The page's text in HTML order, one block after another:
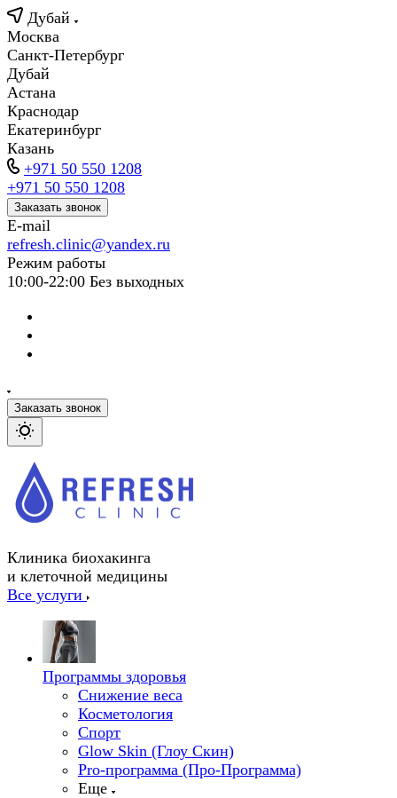
Дубай
Москва
Санкт-Петербург
Дубай
Астана
Краснодар
Екатеринбург
Казань
+971 50 550 1208
+971 50 550 1208
Заказать звонок
E-mail
refresh.clinic@yandex.ru
Режим работы
10:00-22:00 Без выходных
Заказать звонок
Клиника биохакинга
и клеточной медицины
Все услуги
Программы здоровья
Снижение веса
Косметология
Спорт
Glow Skin (Глоу Скин)
Pro-программа (Про-Программа)
Еще